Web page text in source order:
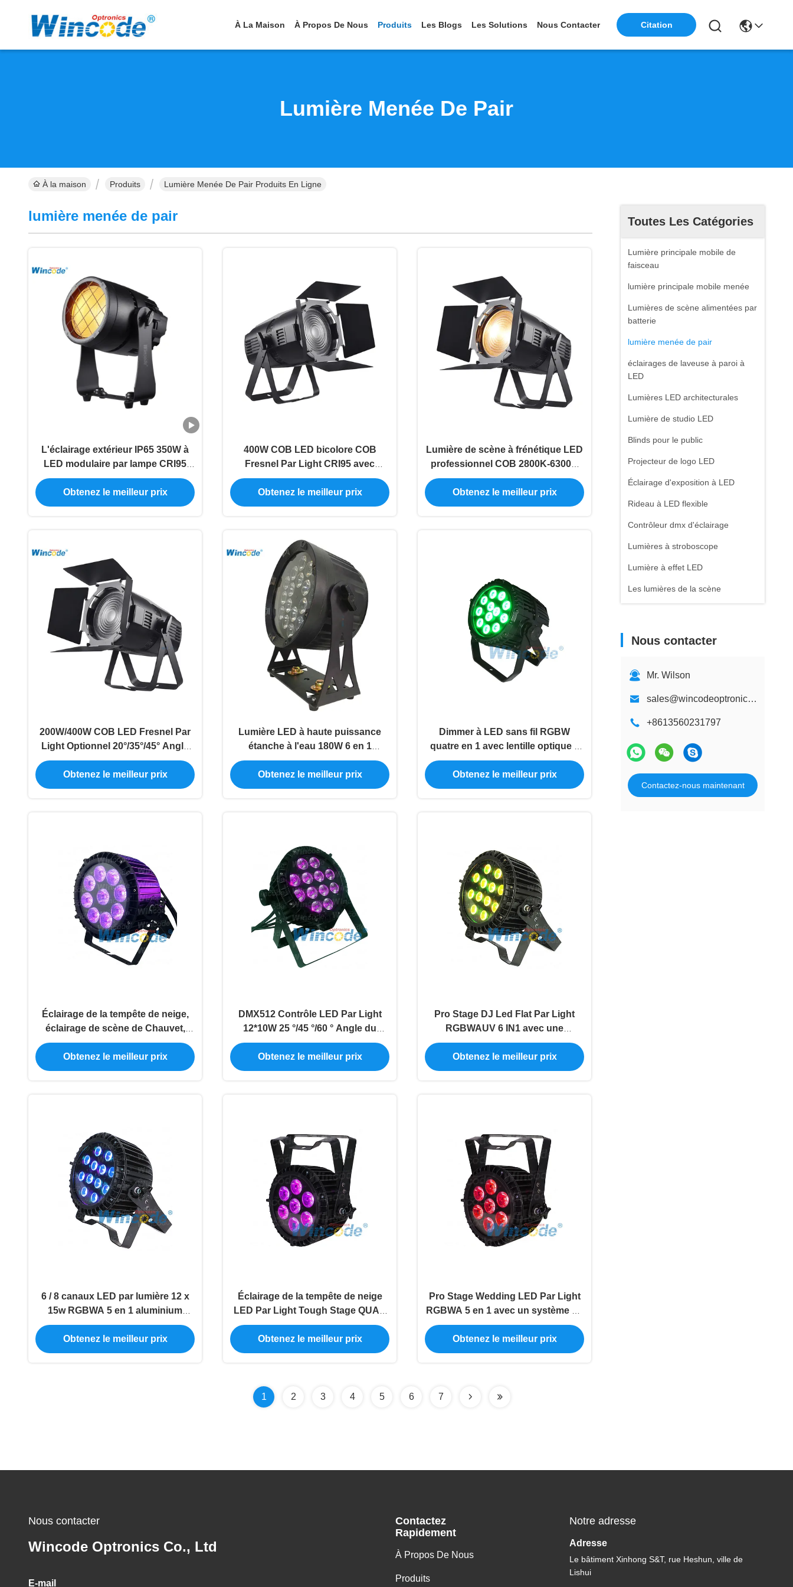
À La Maison À Propos De Nous Produits Les Blogs Les Solutions Nous Contacter Citation
Lumière Menée De Pair
À la maison Produits Lumière Menée De Pair Produits En Ligne
Toutes Les Catégories
Lumière principale mobile de
faisceau
lumière principale mobile menée
Lumières de scène alimentées par
batterie
lumière menée de pair
éclairages de laveuse à paroi à
LED
Lumières LED architecturales
Lumière de studio LED
Blinds pour le public
Projecteur de logo LED
Éclairage d'exposition à LED
Rideau à LED flexible
Contrôleur dmx d'éclairage
Lumières à stroboscope
Lumière à effet LED
Les lumières de la scène
Nous contacter
Mr. Wilson
sales@wincodeoptronics.com
+8613560231797
Contactez-nous maintenant
lumière menée de pair
L'éclairage extérieur IP65 350W à
LED modulaire par lampe CRI95
10215LM
Obtenez le meilleur prix
400W COB LED bicolore COB
Fresnel Par Light CRI95 avec
DMX512/RDM 400W Effets Strobe
Obtenez le meilleur prix
Lumière de scène à frénétique LED
professionnel COB 2800K-6300K
Blanc frais IP20
Obtenez le meilleur prix
200W/400W COB LED Fresnel Par
Light Optionnel 20°/35°/45° Angle
Bi-Color DMX512 RDM
Obtenez le meilleur prix
Lumière LED à haute puissance
étanche à l'eau 180W 6 en 1
RGBWA + UV HDTV sans
scintillement PowerCon In / Out
Obtenez le meilleur prix
Dimmer à LED sans fil RGBW
quatre en 1 avec lentille optique à
angle différent
Obtenez le meilleur prix
Éclairage de la tempête de neige,
éclairage de scène de Chauvet,
éclairage de scène de 18W
RGBWAUV 6 IN1
Obtenez le meilleur prix
DMX512 Contrôle LED Par Light
12*10W 25 °/45 °/60 ° Angle du
faisceau pour le spectacle de
scène
Obtenez le meilleur prix
Pro Stage DJ Led Flat Par Light
RGBWAUV 6 IN1 avec une
conception d'apparence différente
Obtenez le meilleur prix
6 / 8 canaux LED par lumière 12 x
15w RGBWA 5 en 1 aluminium
coulée sous pression pour l'
architecture
Obtenez le meilleur prix
Éclairage de la tempête de neige
LED Par Light Tough Stage QUAD
7x18W 0 - 100% Dimming
électronique
Obtenez le meilleur prix
Pro Stage Wedding LED Par Light
RGBWA 5 en 1 avec un système de
refroidissement intelligent
Obtenez le meilleur prix
1 2 3 4 5 6 7
Nous contacter
Wincode Optronics Co., Ltd
E-mail
Contactez
Rapidement
À Propos De Nous
Produits
Notre adresse
Adresse
Le bâtiment Xinhong S&T, rue Heshun, ville de
Lishui